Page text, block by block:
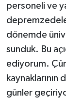
personeli ve
dönemde
sunduk. Bu
ediyorum.
kaynaklarının
günler